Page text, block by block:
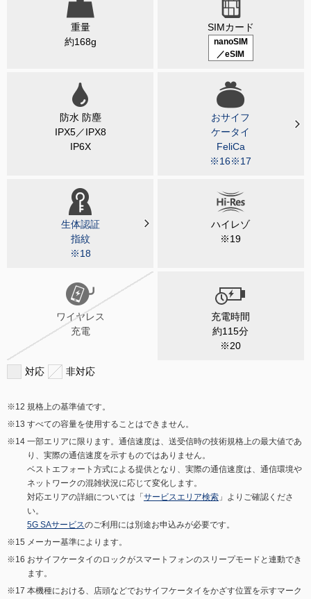
重量
約168g
SIMカード
nanoSIM
／eSIM
防水 防塵
IPX5／IPX8
IP6X
おサイフ
ケータイ
FeliCa
※16※17
生体認証
指紋
※18
ハイレゾ
※19
ワイヤレス
充電
充電時間
約115分
※20
対応 非対応
規格上の基準値です。
すべての容量を使用することはできません。
一部エリアに限ります。通信速度は、送受信時の技術規格上の最大値であ
り、実際の通信速度を示すものではありません。
ベストエフォート方式による提供となり、実際の通信速度は、通信環境や
ネットワークの混雑状況に応じて変化します。
対応エリアの詳細については「 サービスエリア検索 」よりご確認くださ
い。
5G SAサービスのご利用には別途お申込みが必要です。
メーカー基準によります。
おサイフケータイのロックがスマートフォンのスリープモードと連動でき
ます。
本機種における、店頭などでおサイフケータイをかざす位置を示すマーク